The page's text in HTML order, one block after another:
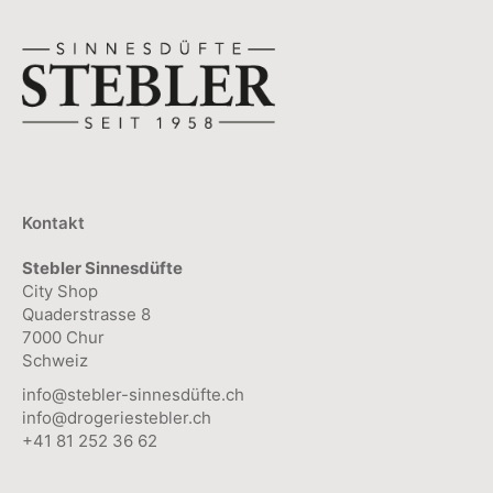
Kontakt
Stebler Sinnesdüfte
City Shop
Quaderstrasse 8
7000 Chur
Schweiz
info@stebler-sinnesdüfte.ch
info@drogeriestebler.ch
+41 81 252 36 62